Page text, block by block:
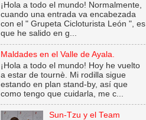
¡Hola a todo el mundo! Normalmente,
cuando una entrada va encabezada
con el " Grupeta Cicloturista León ", es
que he salido en g...
Maldades en el Valle de Ayala.
¡Hola a todo el mundo! Hoy he vuelto
a estar de tournè. Mi rodilla sigue
estando en plan stand-by, así que
como tengo que cuidarla, me c...
Sun-Tzu y el Team